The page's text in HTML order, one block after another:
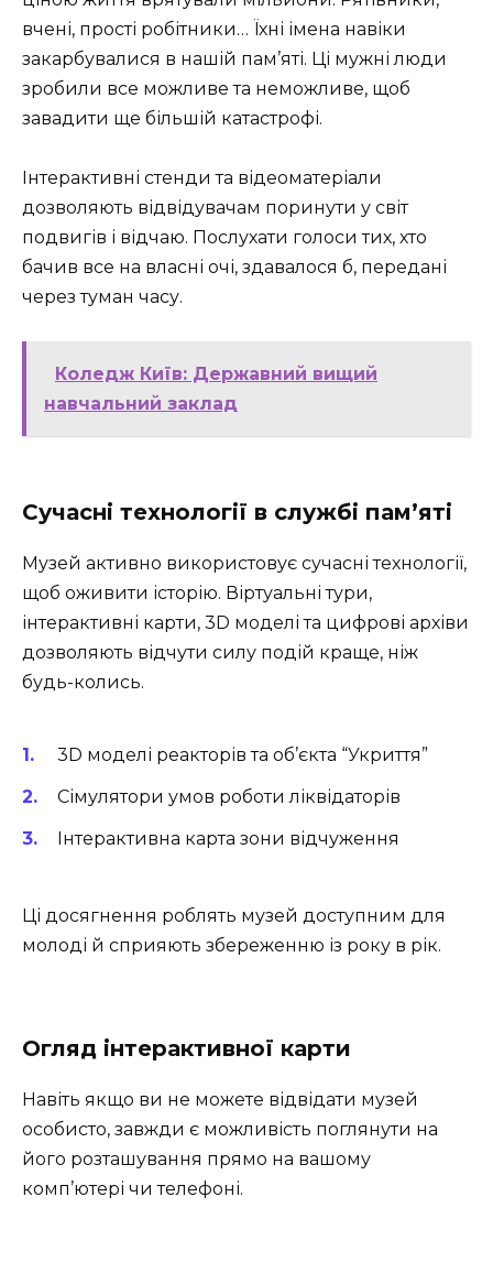
вчені, прості робітники… Їхні імена навіки
закарбувалися в нашій пам’яті. Ці мужні люди
зробили все можливе та неможливе, щоб
завадити ще більшій катастрофі.
Інтерактивні стенди та відеоматеріали
дозволяють відвідувачам поринути у світ
подвигів і відчаю. Послухати голоси тих, хто
бачив все на власні очі, здавалося б, передані
через туман часу.
Коледж Київ: Державний вищий
навчальний заклад
Сучасні технології в службі пам’яті
Музей активно використовує сучасні технології,
щоб оживити історію. Віртуальні тури,
інтерактивні карти, 3D моделі та цифрові архіви
дозволяють відчути силу подій краще, ніж
будь-колись.
3D моделі реакторів та об’єкта “Укриття”
Сімулятори умов роботи ліквідаторів
Інтерактивна карта зони відчуження
Ці досягнення роблять музей доступним для
молоді й сприяють збереженню із року в рік.
Огляд інтерактивної карти
Навіть якщо ви не можете відвідати музей
особисто, завжди є можливість поглянути на
його розташування прямо на вашому
комп’ютері чи телефоні.